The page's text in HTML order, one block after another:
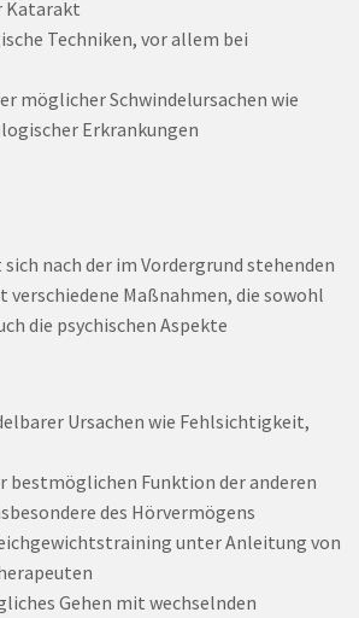
Katarakt
Techniken, vor allem bei
möglicher Schwindelursachen wie
Erkrankungen
nach der im Vordergrund stehenden
verschiedene Maßnahmen, die sowohl
die psychischen Aspekte
Ursachen wie Fehlsichtigkeit,
bestmöglichen Funktion der anderen
des Hörvermögens
unter Anleitung von
Gehen mit wechselnden